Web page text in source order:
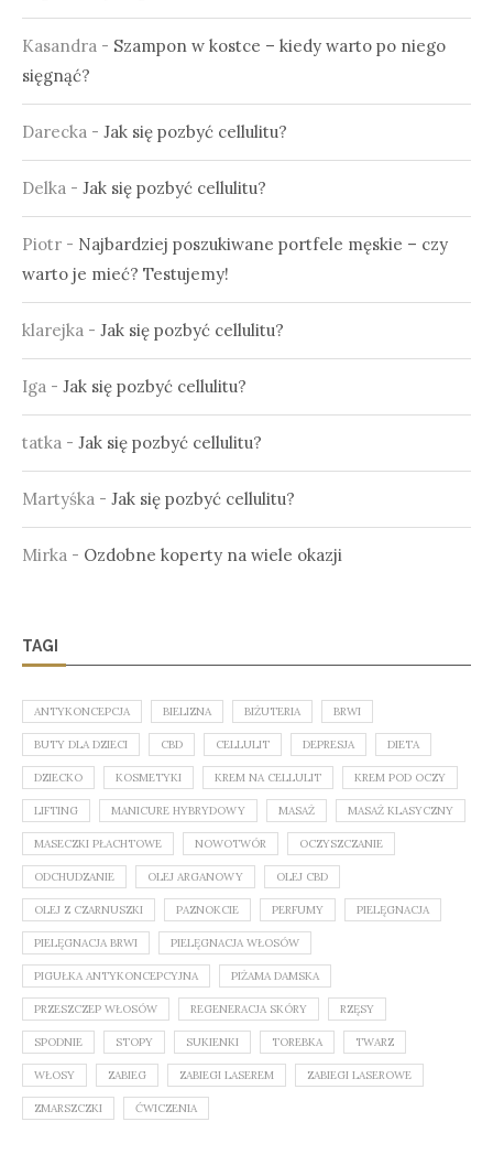
Kasandra - Szampon w kostce – kiedy warto po niego
sięgnąć?
Darecka - Jak się pozbyć cellulitu?
Delka - Jak się pozbyć cellulitu?
Piotr - Najbardziej poszukiwane portfele męskie – czy
warto je mieć? Testujemy!
klarejka - Jak się pozbyć cellulitu?
Iga - Jak się pozbyć cellulitu?
tatka - Jak się pozbyć cellulitu?
Martyśka - Jak się pozbyć cellulitu?
Mirka - Ozdobne koperty na wiele okazji
TAGI
ANTYKONCEPCJA BIELIZNA BIŻUTERIA BRWI
BUTY DLA DZIECI CBD CELLULIT DEPRESJA DIETA
DZIECKO KOSMETYKI KREM NA CELLULIT KREM POD OCZY
LIFTING MANICURE HYBRYDOWY MASAŻ MASAŻ KLASYCZNY
MASECZKI PŁACHTOWE NOWOTWÓR OCZYSZCZANIE
ODCHUDZANIE OLEJ ARGANOWY OLEJ CBD
OLEJ Z CZARNUSZKI PAZNOKCIE PERFUMY PIELĘGNACJA
PIELĘGNACJA BRWI PIELĘGNACJA WŁOSÓW
PIGUŁKA ANTYKONCEPCYJNA PIŻAMA DAMSKA
PRZESZCZEP WŁOSÓW REGENERACJA SKÓRY RZĘSY
SPODNIE STOPY SUKIENKI TOREBKA TWARZ
WŁOSY ZABIEG ZABIEGI LASEREM ZABIEGI LASEROWE
ZMARSZCZKI ĆWICZENIA